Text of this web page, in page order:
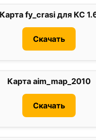
Карта fy_crasi для КС
Скачать
Карта aim_map_2010
Скачать